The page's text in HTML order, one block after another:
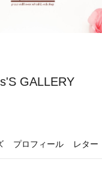
GALLERY
プロフィール レター